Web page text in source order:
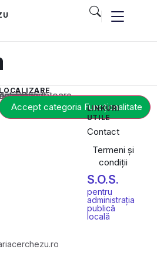
LOCALIZARE
până când acceptați categoria corespunzătoare de cookie-uri.
Accept categoria Funcționalitate
LINKURI
UTILE
Contact
Termeni și
condiții
S.O.S.
pentru
administrația
publică
locală